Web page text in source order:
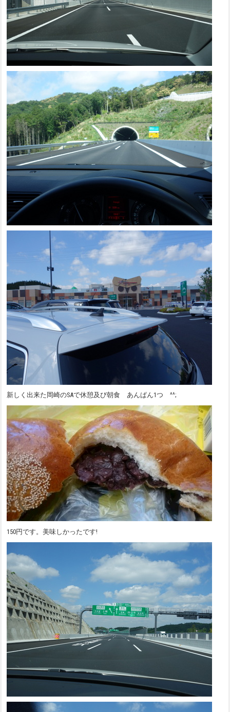
新しく出来た岡崎のSAで休憩及び朝食 あんぱん1つ ^^;
150円です。美味しかったです!